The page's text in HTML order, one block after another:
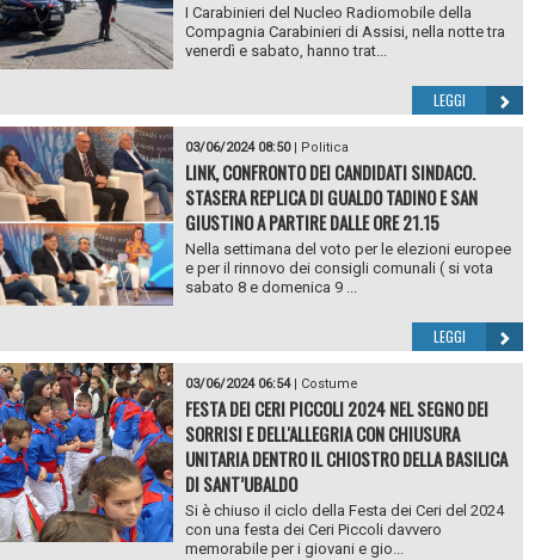
I Carabinieri del Nucleo Radiomobile della
Compagnia Carabinieri di Assisi, nella notte tra
venerdì e sabato, hanno trat...
LEGGI
03/06/2024 08:50| Politica
LINK, CONFRONTO DEI CANDIDATI SINDACO.
STASERA REPLICA DI GUALDO TADINO E SAN
GIUSTINO A PARTIRE DALLE ORE 21.15
Nella settimana del voto per le elezioni europee
e per il rinnovo dei consigli comunali ( si vota
sabato 8 e domenica 9 ...
LEGGI
03/06/2024 06:54| Costume
FESTA DEI CERI PICCOLI 2024 NEL SEGNO DEI
SORRISI E DELL'ALLEGRIA CON CHIUSURA
UNITARIA DENTRO IL CHIOSTRO DELLA BASILICA
DI SANT’UBALDO
Si è chiuso il ciclo della Festa dei Ceri del 2024
con una festa dei Ceri Piccoli davvero
memorabile per i giovani e gio...